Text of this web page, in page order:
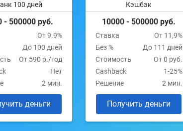
100 дней
- 500000 руб.
От 9.9%
До 100 дней
От 590 р./год
Нет
2 мин.
деньги
Кэшбэк
10000 - 500000 руб.
Ставка
От 11,9%
Без %
До 111 дней
Стоимость
От 0 руб.
Cashback
1-25%
Решение
2 мин.
Получить деньги